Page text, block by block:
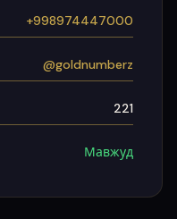
+998974447000
@goldnumberz
221
Мавжуд